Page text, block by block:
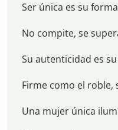
Ser única es su
No compite, se
Su autenticidad es
Firme como el roble,
Una mujer única